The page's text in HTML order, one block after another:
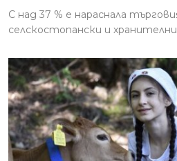
С над 37 % е нараснала
селскостопански и